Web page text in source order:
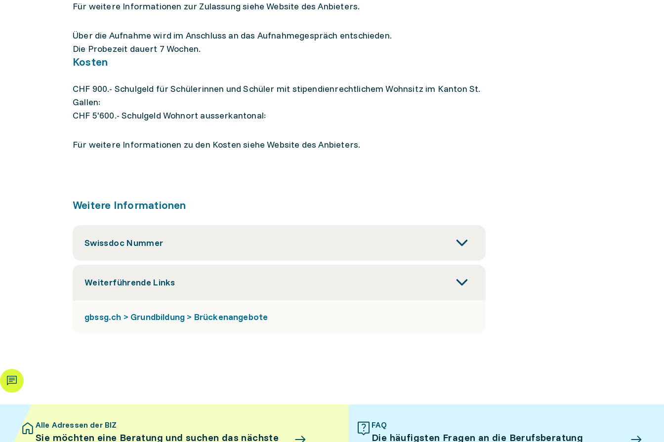
Für weitere Informationen zur Zulassung siehe Website des Anbieters.
Über die Aufnahme wird im Anschluss an das Aufnahmegespräch entschieden.
Die Probezeit dauert 7 Wochen.
Kosten
CHF 900.- Schulgeld für Schülerinnen und Schüler mit stipendienrechtlichem Wohnsitz im Kanton St.
Gallen:
CHF 5'600.- Schulgeld Wohnort ausserkantonal:
Für weitere Informationen zu den Kosten siehe Website des Anbieters.
Weitere Informationen
Swissdoc Nummer
Weiterführende Links
gbssg.ch > Grundbildung > Brückenangebote
Alle Adressen der BIZ
Sie möchten eine Beratung und suchen das nächste
FAQ
Die häufigsten Fragen an die Berufsberatung